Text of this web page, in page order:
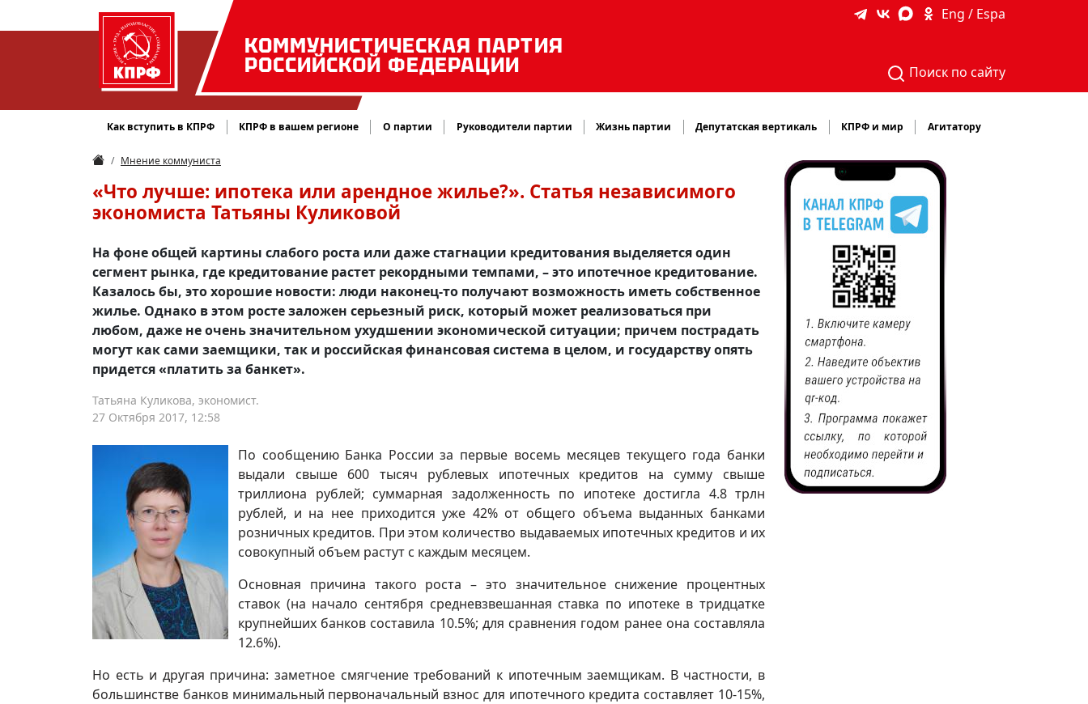
КОММУНИСТИЧЕСКАЯ ПАРТИЯ
РОССИЙСКОЙ ФЕДЕРАЦИИ
Eng / Espa
Поиск по сайту
Как вступить в КПРФ КПРФ в вашем регионе О партии Руководители партии Жизнь партии Депутатская вертикаль КПРФ и мир Агитатору
Мнение коммуниста
«Что лучше: ипотека или арендное жилье?». Статья независимого
экономиста Татьяны Куликовой
На фоне общей картины слабого роста или даже стагнации кредитования выделяется один
сегмент рынка, где кредитование растет рекордными темпами, – это ипотечное кредитование.
Казалось бы, это хорошие новости: люди наконец-то получают возможность иметь собственное
жилье. Однако в этом росте заложен серьезный риск, который может реализоваться при
любом, даже не очень значительном ухудшении экономической ситуации; причем пострадать
могут как сами заемщики, так и российская финансовая система в целом, и государству опять
придется «платить за банкет».
Татьяна Куликова, экономист.
27 Октября 2017, 12:58
По сообщению Банка России за первые восемь месяцев текущего года банки
выдали свыше 600 тысяч рублевых ипотечных кредитов на сумму свыше
триллиона рублей; суммарная задолженность по ипотеке достигла 4.8 трлн
рублей, и на нее приходится уже 42% от общего объема выданных банками
розничных кредитов. При этом количество выдаваемых ипотечных кредитов и их
совокупный объем растут с каждым месяцем.
Основная причина такого роста – это значительное снижение процентных
ставок (на начало сентября средневзвешанная ставка по ипотеке в тридцатке
крупнейших банков составила 10.5%; для сравнения годом ранее она составляла
12.6%).
Но есть и другая причина: заметное смягчение требований к ипотечным заемщикам. В частности, в
большинстве банков минимальный первоначальный взнос для ипотечного кредита составляет 10-15%,